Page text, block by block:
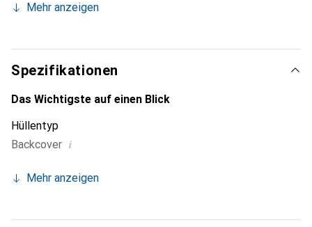
integralen Accessoire für Ihr Smartphone. International
Noreve eine sichere Wahl für eine anspruchsvolle
Kundschaft.
Mehr anzeigen
Spezifikationen
Das Wichtigste auf einen Blick
Hüllentyp
Backcover i
Mehr anzeigen